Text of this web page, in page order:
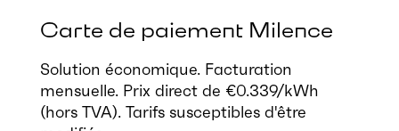
Carte de paiement Milence
Solution économique. Facturation
mensuelle. Prix direct de €0.339/kWh
(hors TVA). Tarifs susceptibles d'être